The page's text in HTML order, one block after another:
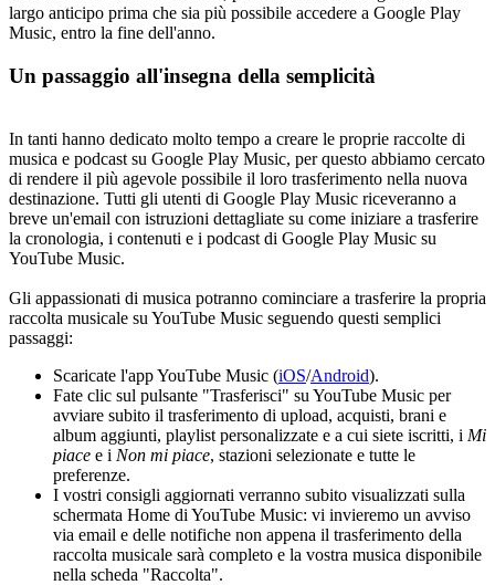
largo anticipo prima che sia più possibile accedere a Google Play
Music, entro la fine dell'anno.
Un passaggio all'insegna della semplicità
In tanti hanno dedicato molto tempo a creare le proprie raccolte di
musica e podcast su Google Play Music, per questo abbiamo cercato
di rendere il più agevole possibile il loro trasferimento nella nuova
destinazione. Tutti gli utenti di Google Play Music riceveranno a
breve un'email con istruzioni dettagliate su come iniziare a trasferire
la cronologia, i contenuti e i podcast di Google Play Music su
YouTube Music.
Gli appassionati di musica potranno cominciare a trasferire la propria
raccolta musicale su YouTube Music seguendo questi semplici
passaggi:
Scaricate l'app YouTube Music (iOS/Android).
Fate clic sul pulsante "Trasferisci" su YouTube Music per
avviare subito il trasferimento di upload, acquisti, brani e
album aggiunti, playlist personalizzate e a cui siete iscritti, i Mi
piace e i Non mi piace, stazioni selezionate e tutte le
preferenze.
I vostri consigli aggiornati verranno subito visualizzati sulla
schermata Home di YouTube Music: vi invieremo un avviso
via email e delle notifiche non appena il trasferimento della
raccolta musicale sarà completo e la vostra musica disponibile
nella scheda "Raccolta".